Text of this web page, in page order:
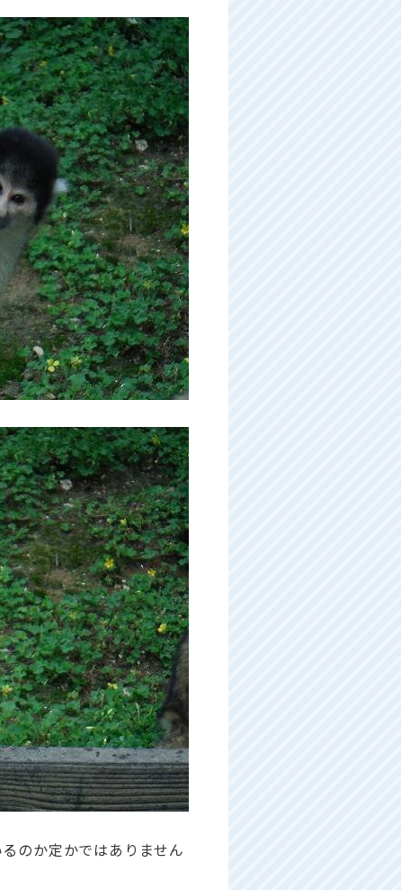
のか定かではありません